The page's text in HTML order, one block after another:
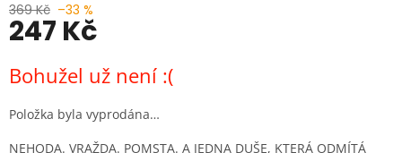
369 Kč –33 %
247 Kč
cena:
Bohužel už není :(
Položka byla vyprodána…
NEHODA. VRAŽDA. POMSTA. A JEDNA DUŠE, KTERÁ ODMÍTÁ